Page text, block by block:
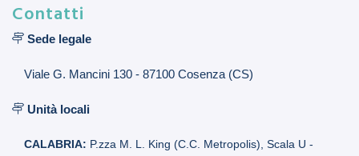
Contatti
Sede legale
Viale G. Mancini 130 - 87100 Cosenza (CS)
Unità locali
CALABRIA: P.zza M. L. King (C.C. Metropolis), Scala U -